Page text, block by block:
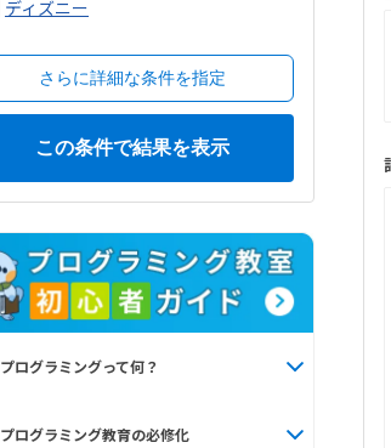
ディズニー
さらに詳細な条件を指定
プログラミングって何？
プログラミング教育の必修化